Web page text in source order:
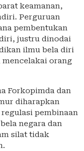
keamanan,
Perguruan
pembentukan
justru dinodai
ilmu bela diri
mencelakai orang
Forkopimda dan
diharapkan
pembinaan
negara dan
silat tidak